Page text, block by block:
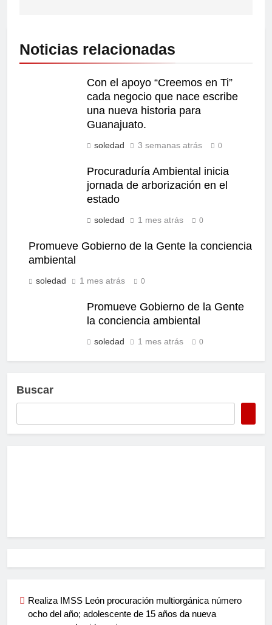
Noticias relacionadas
Con el apoyo “Creemos en Ti”
cada negocio que nace escribe
una nueva historia para
Guanajuato.
soledad 3 semanas atrás 0
Procuraduría Ambiental inicia
jornada de arborización en el
estado
soledad 1 mes atrás 0
Promueve Gobierno de la Gente la conciencia
ambiental
soledad 1 mes atrás 0
Promueve Gobierno de la Gente
la conciencia ambiental
soledad 1 mes atrás 0
Buscar
Realiza IMSS León procuración multiorgánica número
ocho del año; adolescente de 15 años da nueva